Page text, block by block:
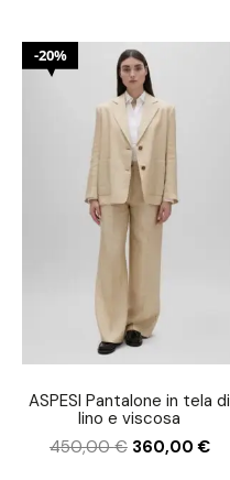
20%
ASPESI Pantalone in tela di
lino e viscosa
450,00€ 360,00€